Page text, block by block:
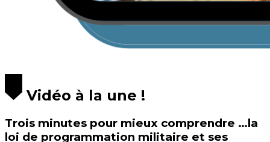
Vidéo à la une !
Trois minutes pour mieux comprendre …la
loi de programmation militaire et ses